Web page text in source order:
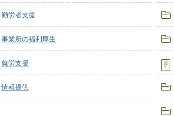
勤労者支援
事業所の福利厚生
就労支援
情報提供